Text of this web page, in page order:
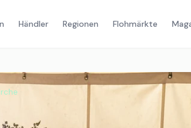
Händler Regionen Flohmärkte